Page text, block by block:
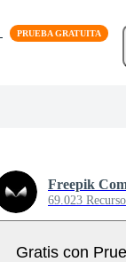
Freepik
69.023
Gratis con